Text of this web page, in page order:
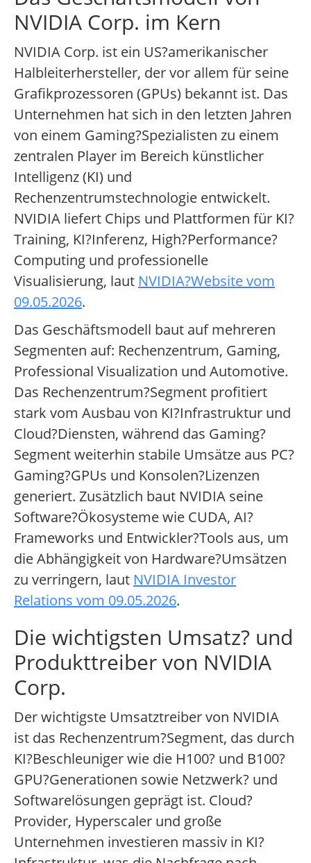
NVIDIA Corp. im Kern
NVIDIA Corp. ist ein US?amerikanischer
Halbleiterhersteller, der vor allem für seine
Grafikprozessoren (GPUs) bekannt ist. Das
Unternehmen hat sich in den letzten Jahren
von einem Gaming?Spezialisten zu einem
zentralen Player im Bereich künstlicher
Intelligenz (KI) und
Rechenzentrumstechnologie entwickelt.
NVIDIA liefert Chips und Plattformen für KI?
Training, KI?Inferenz, High?Performance?
Computing und professionelle
Visualisierung, laut NVIDIA?Website vom
09.05.2026.
Das Geschäftsmodell baut auf mehreren
Segmenten auf: Rechenzentrum, Gaming,
Professional Visualization und Automotive.
Das Rechenzentrum?Segment profitiert
stark vom Ausbau von KI?Infrastruktur und
Cloud?Diensten, während das Gaming?
Segment weiterhin stabile Umsätze aus PC?
Gaming?GPUs und Konsolen?Lizenzen
generiert. Zusätzlich baut NVIDIA seine
Software?Ökosysteme wie CUDA, AI?
Frameworks und Entwickler?Tools aus, um
die Abhängigkeit von Hardware?Umsätzen
zu verringern, laut NVIDIA Investor
Relations vom 09.05.2026.
Die wichtigsten Umsatz? und
Produkttreiber von NVIDIA
Corp.
Der wichtigste Umsatztreiber von NVIDIA
ist das Rechenzentrum?Segment, das durch
KI?Beschleuniger wie die H100? und B100?
GPU?Generationen sowie Netzwerk? und
Softwarelösungen geprägt ist. Cloud?
Provider, Hyperscaler und große
Unternehmen investieren massiv in KI?